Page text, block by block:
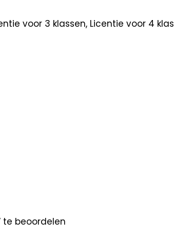
voor 3 klassen, Licentie voor 4
te beoordelen